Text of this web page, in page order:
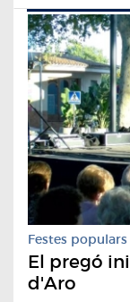
Festes populars
El pregó
d'Aro